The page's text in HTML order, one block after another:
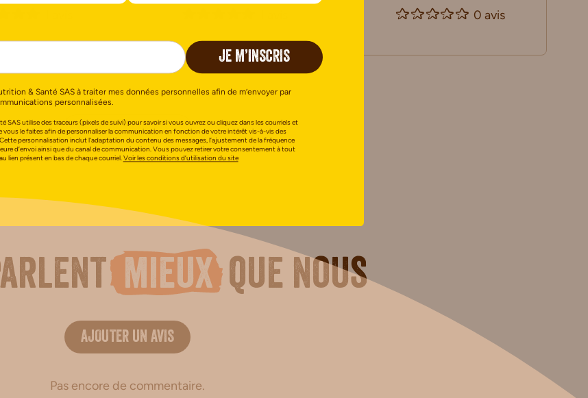
0 avis
PLUS DE RECETTES
mieuxque nous
AJOUTER UN AVIS
Pas encore de commentaire.
JE M’INSCRIS
& Santé SAS à traiter mes données personnelles afin de m’envoyer par
personnalisées.
SAS utilise des traceurs (pixels de suivi) pour savoir si vous ouvrez ou cliquez dans les courriels et
vous le faites afin de personnaliser la communication en fonction de votre intérêt vis-à-vis des
personnalisation inclut l’adaptation du contenu des messages, l’ajustement de la fréquence
d’envoi ainsi que du canal de communication. Vous pouvez retirer votre consentement à tout
lien présent en bas de chaque courriel.Voir les conditions d’utilisation du site